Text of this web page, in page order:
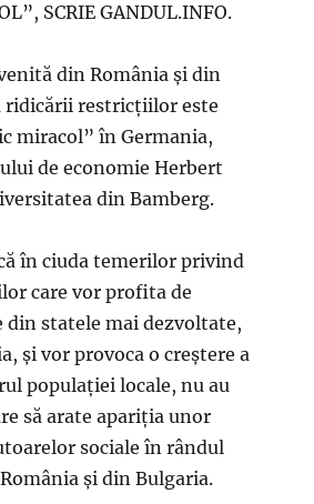
SCRIE GANDUL.INFO.
din România şi din
ridicării restricţiilor este
miracol” în Germania,
de economie Herbert
din Bamberg.
în ciuda temerilor privind
care vor profita de
din statele mai dezvoltate,
şi vor provoca o creştere a
populaţiei locale, nu au
să arate apariţia unor
sociale în rândul
şi din Bulgaria.